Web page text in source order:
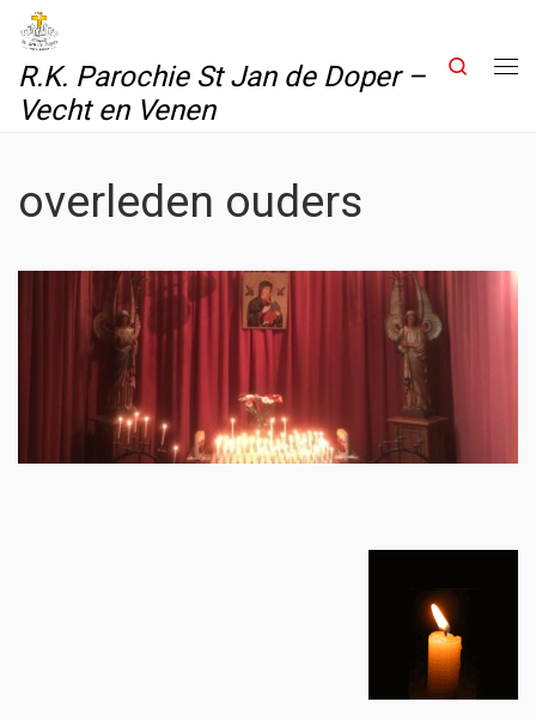
Skip to content
R.K. Parochie St Jan de Doper –
Vecht en Venen
Search
overleden ouders